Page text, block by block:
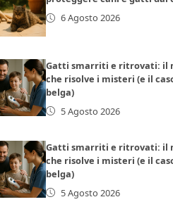
6 Agosto 2026
Gatti smarriti e ritrovati: il
che risolve i misteri (e il
belga)
5 Agosto 2026
Gatti smarriti e ritrovati: il
che risolve i misteri (e il
belga)
5 Agosto 2026